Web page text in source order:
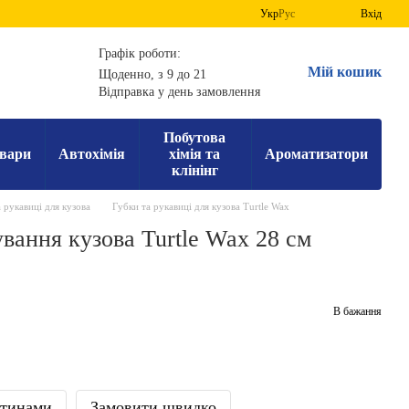
УкрРус Вхід
Графік роботи:
Щоденно, з 9 до 21
Відправка у день замовлення
Мій кошик
Автохімія
Побутова
хімія та
клінінг
Ароматизатори
рукавиці для кузова Губки та рукавиці для кузова Turtle Wax
кузова Turtle Wax 28 см
В бажання